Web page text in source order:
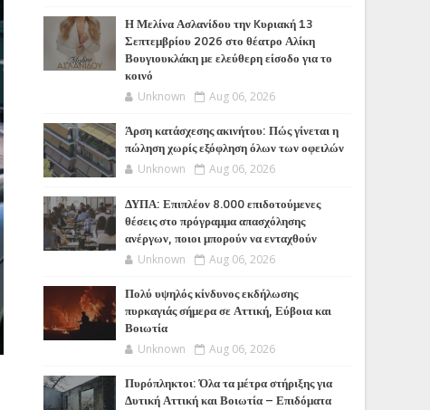
Η Μελίνα Ασλανίδου την Kυριακή 13
Σεπτεμβρίου 2026 στο θέατρο Αλίκη
Βουγιουκλάκη με ελεύθερη είσοδο για το
κοινό
Unknown Aug 06, 2026
Άρση κατάσχεσης ακινήτου: Πώς γίνεται η
πώληση χωρίς εξόφληση όλων των οφειλών
Unknown Aug 06, 2026
ΔΥΠΑ: Επιπλέον 8.000 επιδοτούμενες
θέσεις στο πρόγραμμα απασχόλησης
ανέργων, ποιοι μπορούν να ενταχθούν
Unknown Aug 06, 2026
Πολύ υψηλός κίνδυνος εκδήλωσης
πυρκαγιάς σήμερα σε Αττική, Εύβοια και
Βοιωτία
Unknown Aug 06, 2026
Πυρόπληκτοι: Όλα τα μέτρα στήριξης για
Δυτική Αττική και Βοιωτία – Επιδόματα